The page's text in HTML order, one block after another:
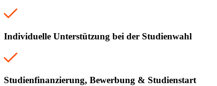
Individuelle Unterstützung bei der Studienwahl
Studienfinanzierung, Bewerbung & Studienstart